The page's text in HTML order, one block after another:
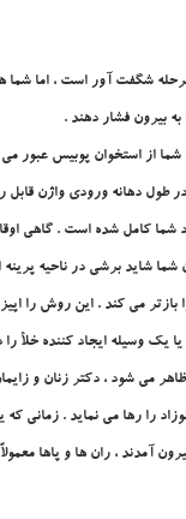
شگفت آور است ، اما شما
به بيرون فشار دهند .
شما از استخوان پوبيس عبور
طول دهانه ورودي واژن قابل
شما کامل شده است . گاهي
شما شايد برشي در ناحيه
بازتر مي کند . اين روش را
يک وسيله ايجاد کننده خلأ
مي شود ، دکتر زنان و
را رها مي نمايد . زماني
آمدند ، ران ها و پاها